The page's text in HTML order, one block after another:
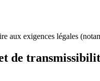
aux exigences légales